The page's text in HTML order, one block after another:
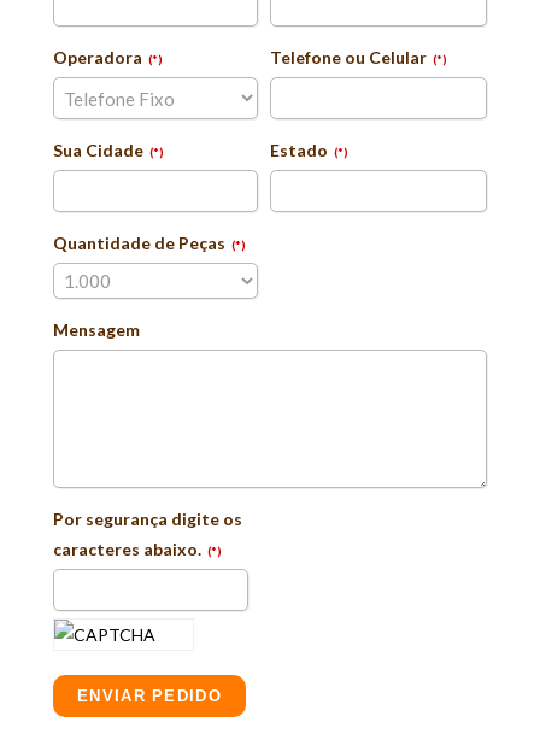
Operadora (*) Telefone ou Celular (*)
Sua Cidade (*) Estado (*)
Quantidade de Peças (*)
Mensagem
Por segurança digite os
caracteres abaixo. (*)
ENVIAR PEDIDO